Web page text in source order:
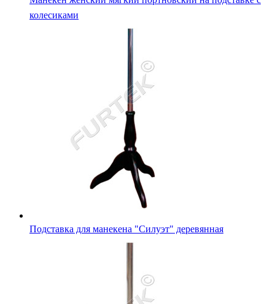
колесиками
Подставка для манекена "Силуэт" деревянная